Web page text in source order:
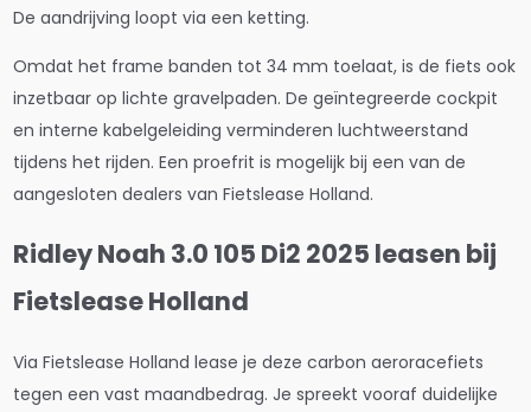
De aandrijving loopt via een ketting.
Omdat het frame banden tot 34 mm toelaat, is de fiets ook
inzetbaar op lichte gravelpaden. De geïntegreerde cockpit
en interne kabelgeleiding verminderen luchtweerstand
tijdens het rijden. Een proefrit is mogelijk bij een van de
aangesloten dealers van Fietslease Holland.
Ridley Noah 3.0 105 Di2 2025 leasen bij
Fietslease Holland
Via Fietslease Holland lease je deze carbon aeroracefiets
tegen een vast maandbedrag. Je spreekt vooraf duidelijke